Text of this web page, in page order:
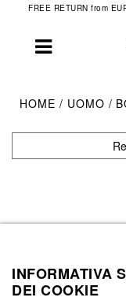
FREE RETURN from
HOME UOMO
INFORMATIVA
DEI COOKIE